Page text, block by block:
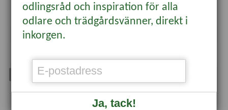
79 kr
Läs mer
79 kr
Slut för säsong
odlingsråd och inspiration för alla
odlare och trädgårdsvänner, direkt i
inkorgen.
Ja, tack!